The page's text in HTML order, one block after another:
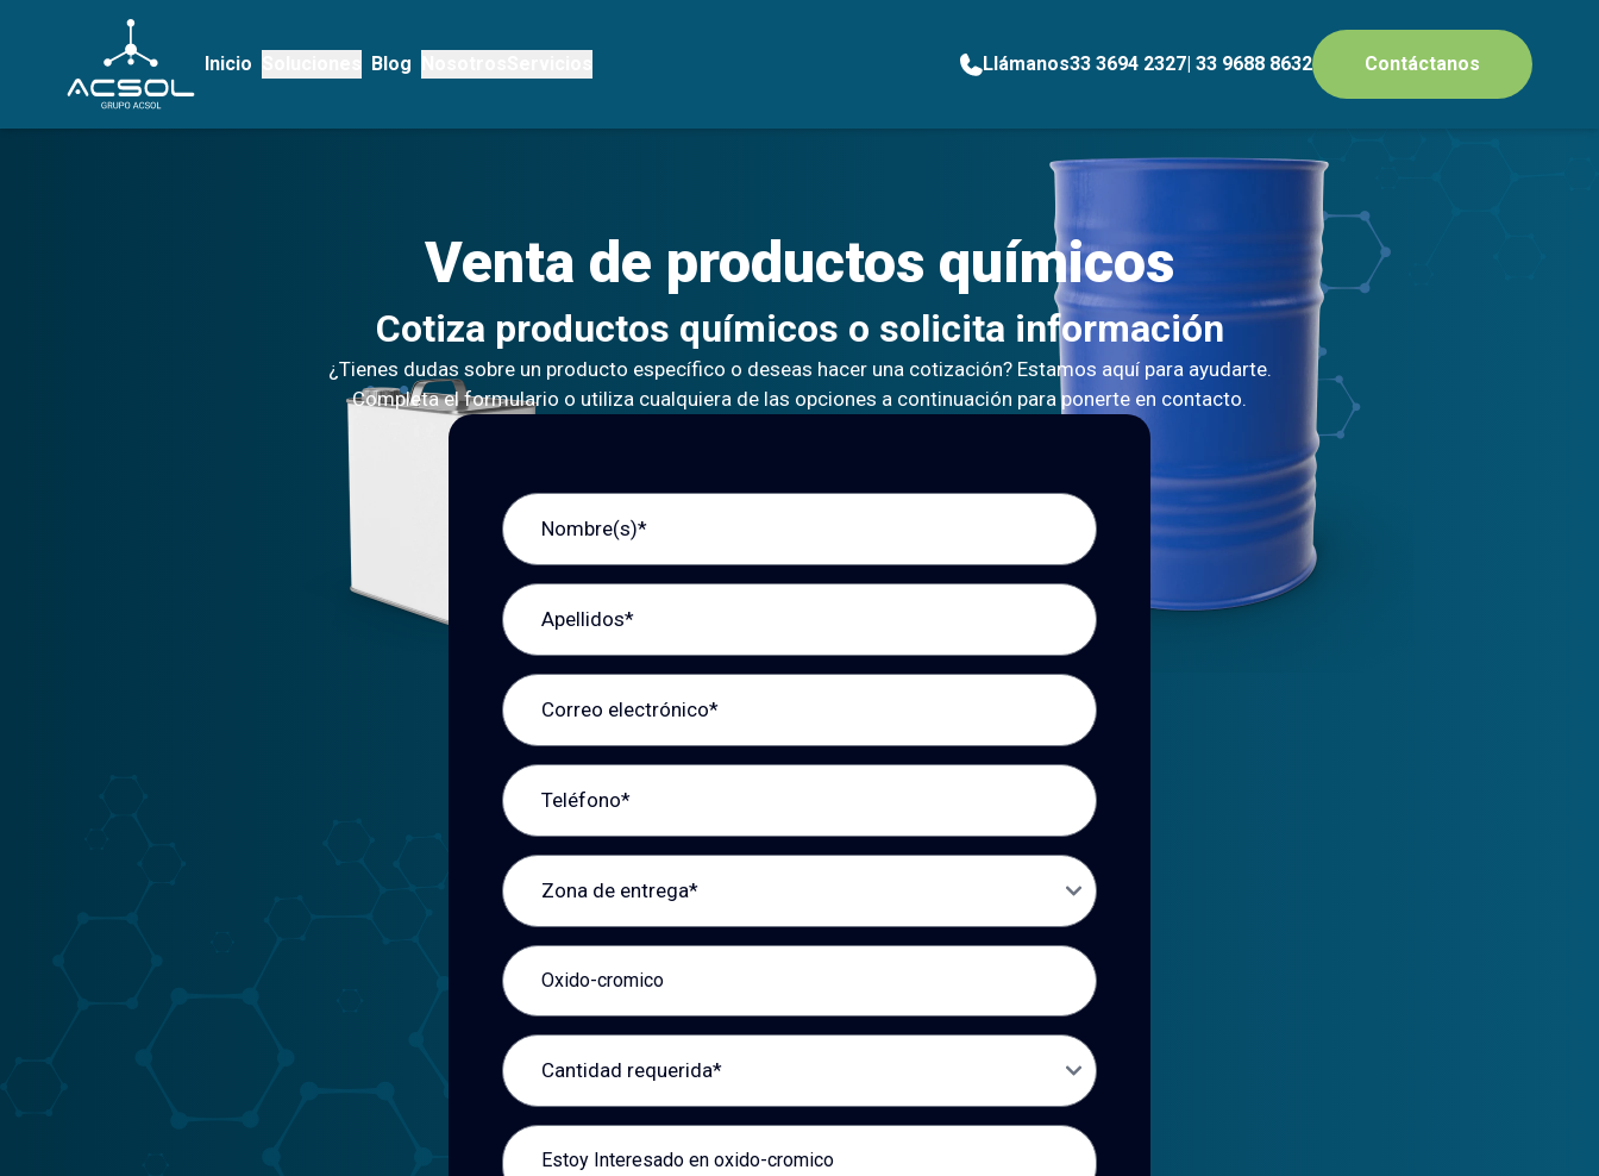
Inicio Blog Llámanos33 3694 2327| 33 9688 8632 Contáctanos
Venta de productos químicos
Cotiza productos químicos o solicita información
¿Tienes dudas sobre un producto específico o deseas hacer una cotización? Estamos aquí para ayudarte.
Completa el formulario o utiliza cualquiera de las opciones a continuación para ponerte en contacto.
Nombre (s)
Apellidos
Correo electrónico
Teléfono
Zona de entrega
Producto de interés
Cantidad requerida
Mensaje